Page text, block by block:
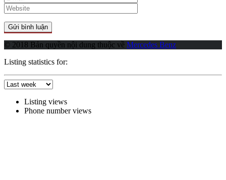
© 2018 Bản quyền nội dung thuộc về Mercedes Benz
Listing statistics for:
Listing views
Phone number views